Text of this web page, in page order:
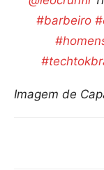
#barbeiro
Imagem de